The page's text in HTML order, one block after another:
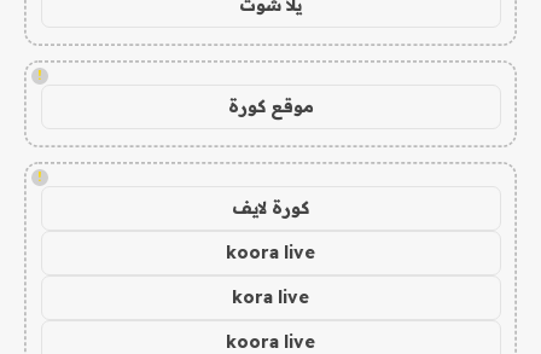
!
موقع كورة
!
كورة لايف
koora live
kora live
koora live